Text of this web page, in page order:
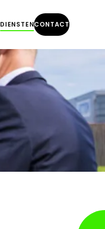
DIENSTENCONTACT